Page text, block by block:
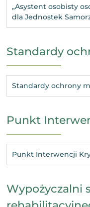
„Asystent osobisty
dla Jednostek
Standardy
Standardy ochrony
Punkt
Punkt Interwencji
Wypożyczalni